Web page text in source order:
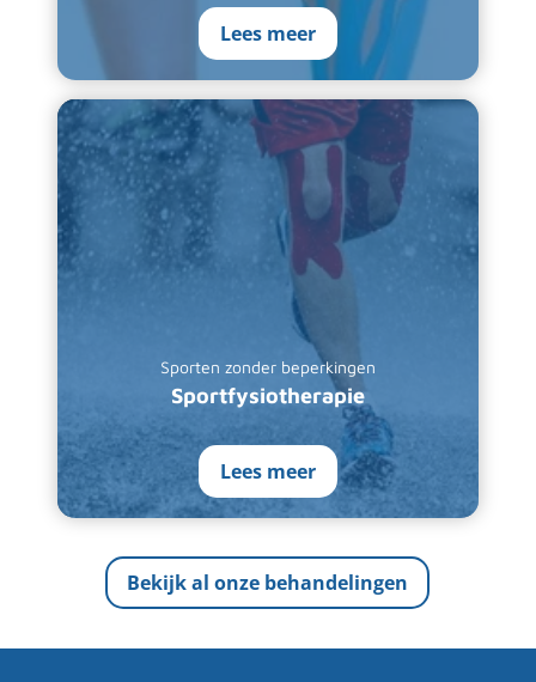
Lees meer
Sporten zonder beperkingen
Sportfysiotherapie
Lees meer
Bekijk al onze behandelingen